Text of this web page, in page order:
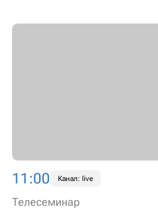
11:00 Канал: live
Телесеминар